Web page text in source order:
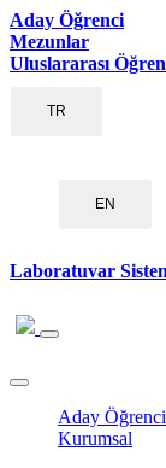
Aday Öğrenci
Mezunlar
Uluslararası
TR
EN
Laboratuvar
Aday Öğrenci
Kurumsal